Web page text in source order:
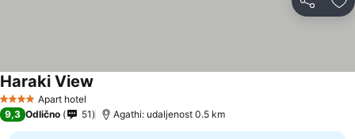
Deli
4 ZvezdiceApart hotel
Haraki View
9,3 Odlično 51 Agathi: udaljenost 0.5 km